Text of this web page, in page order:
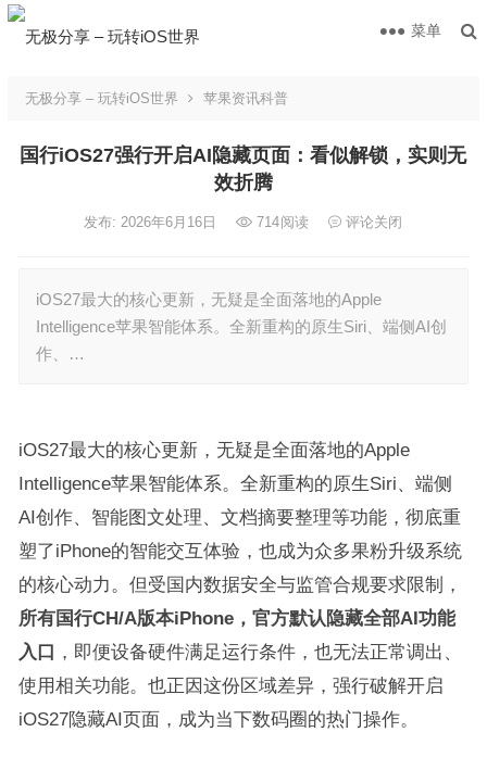
菜单
无极分享 – 玩转iOS世界 苹果资讯科普
国行iOS27强行开启AI隐藏页面：看似解锁，实则无
效折腾
发布: 2026年6月16日 714阅读 评论关闭
iOS27最大的核心更新，无疑是全面落地的Apple
Intelligence苹果智能体系。全新重构的原生Siri、端侧AI创
作、…
iOS27最大的核心更新，无疑是全面落地的Apple
Intelligence苹果智能体系。全新重构的原生Siri、端侧
AI创作、智能图文处理、文档摘要整理等功能，彻底重
塑了iPhone的智能交互体验，也成为众多果粉升级系统
的核心动力。但受国内数据安全与监管合规要求限制，
所有国行CH/A版本iPhone，官方默认隐藏全部AI功能
入口 ，即便设备硬件满足运行条件，也无法正常调出、
使用相关功能。也正因这份区域差异，强行破解开启
iOS27隐藏AI页面，成为当下数码圈的热门操作。